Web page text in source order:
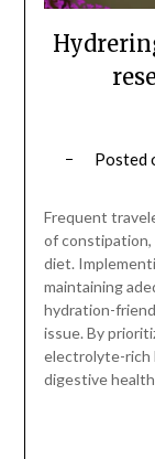
Posted
Frequent
of constipation,
diet.
maintaining
hydration-
issue. By
electrolyte-rich
digestive